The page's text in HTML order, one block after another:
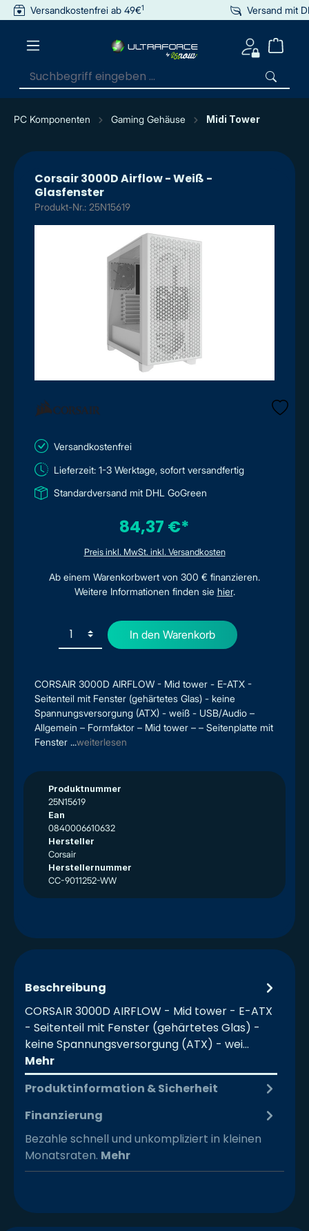
springen
Versandkostenfrei ab 49€1 Versand mit
PC Komponenten Gaming Gehäuse Midi Tower
Corsair 3000D Airflow - Weiß -
Glasfenster
Produkt-Nr.: 25N15619
CORSAIR 3000D AIRFLOW - Mid tower - E-ATX -
Seitenteil mit Fenster (gehärtetes Glas) - keine
Spannungsversorgung (ATX) - weiß - USB/Audio –
Allgemein – Formfaktor – Mid tower – – Seitenplatte mit
Fenster ...weiterlesen
Produktnummer
25N15619
Ean
0840006610632
Hersteller
Corsair
Herstellernummer
CC-9011252-WW
Versandkostenfrei
Lieferzeit: 1-3 Werktage, sofort versandfertig
Standardversand mit DHL GoGreen
84,37 €*
Preis inkl. MwSt. inkl. Versandkosten
Ab einem Warenkorbwert von 300 € finanzieren.
Weitere Informationen finden sie hier.
In den Warenkorb
Beschreibung
CORSAIR 3000D AIRFLOW - Mid tower - E-ATX
- Seitenteil mit Fenster (gehärtetes Glas) -
keine Spannungsversorgung (ATX) - wei…
Mehr
Produktinformation & Sicherheit
Finanzierung
Bezahle schnell und unkompliziert in kleinen
Monatsraten. Mehr